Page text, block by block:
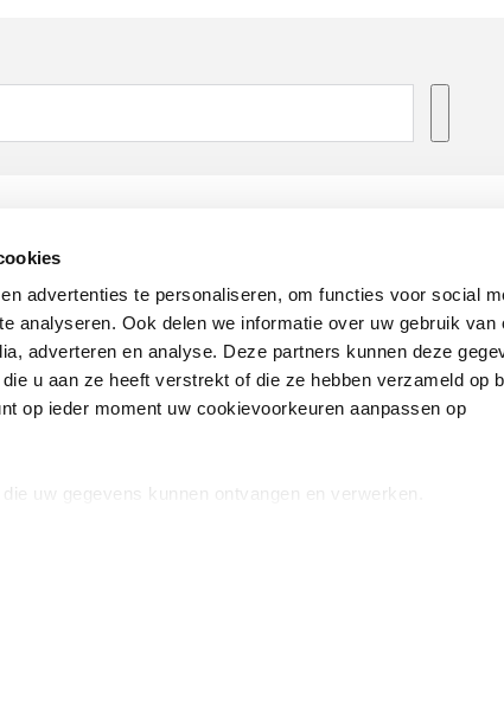
advertenties te personaliseren, om functies voor social
analyseren. Ook delen we informatie over uw gebruik van
adverteren en analyse. Deze partners kunnen deze
u aan ze heeft verstrekt of die ze hebben verzameld op
op ieder moment uw cookievoorkeuren aanpassen op
die uw gegevens kunnen ontvangen en verwerken.
Werken bij Bruna
Ondernemer worden Instagram